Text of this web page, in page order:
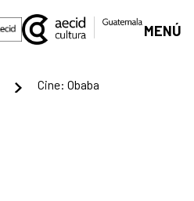
MENÚ
Cine: Obaba